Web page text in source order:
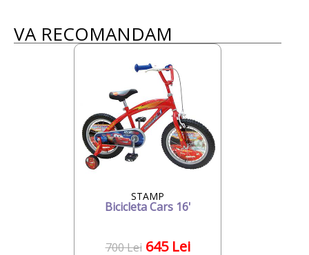
VA RECOMANDAM
STAMP
Bicicleta Cars 16'
700 Lei 645 Lei